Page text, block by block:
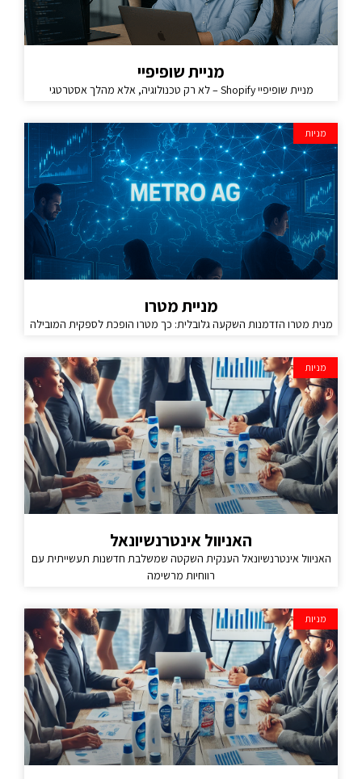
מניית שופיפיי
מניית שופיפיי Shopify – לא רק טכנולוגיה, אלא מהלך אסטרטגי
מניות
מניית מטרו
מנית מטרו הזדמנות השקעה גלובלית: כך מטרו הופכת לספקית המובילה
מניות
האניוול אינטרנשיונאל
האניוול אינטרנשיונאל הענקית השקטה שמשלבת חדשנות תעשייתית עם
רווחיות מרשימה
מניות